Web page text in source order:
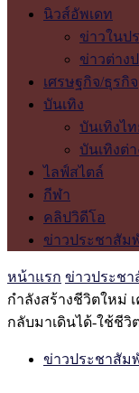
นิวส์อัพเดท
ข่าวในป
ข่าวต่าง
เศรษฐกิจ/ธุรกิจ
บันเทิง
บันเทิงไท
บันเทิงต่
ไลฟ์สไตล์
กีฬา
คลิปวิดีโอ
ข่าวประชาสัม
หน้าแรก ข่าวประช
กำลังสร้างชีวิตใหม่
กลับมาเดินได้-ใช้ชีวิ
ข่าวประชาสัม